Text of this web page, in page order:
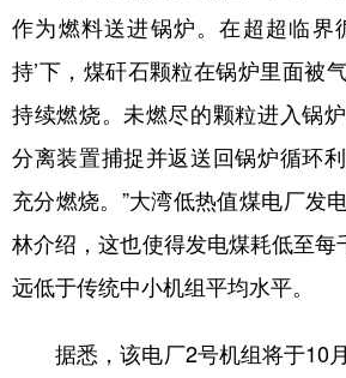
作为燃料送进锅炉。在超超临界
持’下，煤矸石颗粒在锅炉里面被
持续燃烧。未燃尽的颗粒进入锅
分离装置捕捉并返送回锅炉循环
充分燃烧。”大湾低热值煤电厂发
林介绍，这也使得发电煤耗低至每
远低于传统中小机组平均水平。
据悉，该电厂2号机组将于10